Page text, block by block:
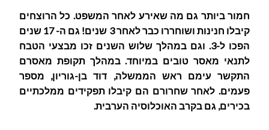
חמור ביותר גם מה שאירע לאחר המשפט. כל הרוצחים
קיבלו חנינות ושוחררו כבר לאחר 3 שנים! גם ה- 17 שנים
הפכו ל-3. וגם במהלך שלוש השנים זכו מבצעי הטבח
לתנאי מאסר טובים במיוחד. במהלך תקופת מאסרם
התקשר עימם ראש הממשלה, דוד בן-גוריון, מספר
פעמים. לאחר שחרורם הם קיבלו תפקידים ממלכתיים
בכירים, גם בקרב האוכלוסיה הערבית.